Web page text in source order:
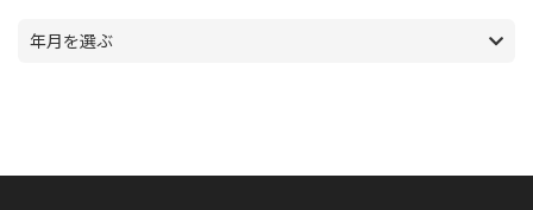
年月を選ぶ